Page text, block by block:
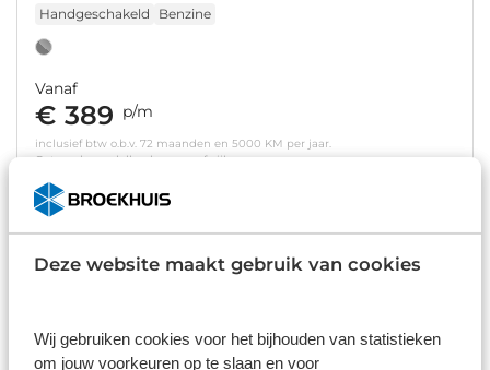
Deze website maakt gebruik van cookies
Wij gebruiken cookies voor het bijhouden van statistieken
om jouw voorkeuren op te slaan en voor
Handgeschakeld
Benzine
Vanaf
€ 389 p/m
inclusief btw o.b.v. 72 maanden en 5000 KM per jaar.
Getoonde modellen kunnen afwijken